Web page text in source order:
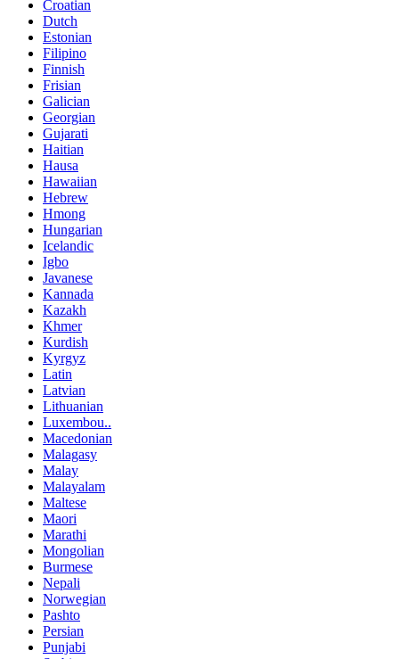
Croatian
Dutch
Estonian
Filipino
Finnish
Frisian
Galician
Georgian
Gujarati
Haitian
Hausa
Hawaiian
Hebrew
Hmong
Hungarian
Icelandic
Igbo
Javanese
Kannada
Kazakh
Khmer
Kurdish
Kyrgyz
Latin
Latvian
Lithuanian
Luxembou..
Macedonian
Malagasy
Malay
Malayalam
Maltese
Maori
Marathi
Mongolian
Burmese
Nepali
Norwegian
Pashto
Persian
Punjabi